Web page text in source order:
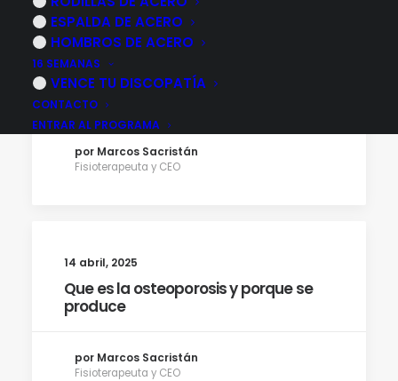
ESPALDA DE ACERO
HOMBROS DE ACERO
16 SEMANAS
VENCE TU DISCOPATÍA
CONTACTO
ENTRAR AL PROGRAMA
14 abril, 2025
Por que truenan o suenan los huesos
y articulaciones
por Marcos Sacristán
Fisioterapeuta y CEO
14 abril, 2025
Que es la osteoporosis y porque se
produce
por Marcos Sacristán
Fisioterapeuta y CEO